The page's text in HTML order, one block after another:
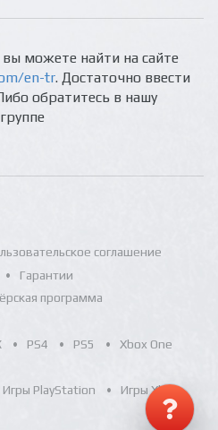
можете найти на сайте
en-tr. Достаточно ввести
обратитесь в нашу
соглашение
Гарантии
программа
PS4 PS5
Xbox One
Игры PlayStation
Игры Xbox